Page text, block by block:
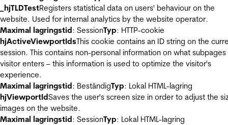
_hjTLDTestRegisters statistical data on users' behaviour on the
website. Used for internal analytics by the website operator.
Maximal lagringstid: SessionTyp: HTTP-cookie
hjActiveViewportIdsThis cookie contains an ID string on the
session. This contains non-personal information on what
visitor enters – this information is used to optimize the visitor's
experience.
Maximal lagringstid: BeständigTyp: Lokal HTML-lagring
hjViewportIdSaves the user's screen size in order to adjust the
images on the website.
Maximal lagringstid: SessionTyp: Lokal HTML-lagring